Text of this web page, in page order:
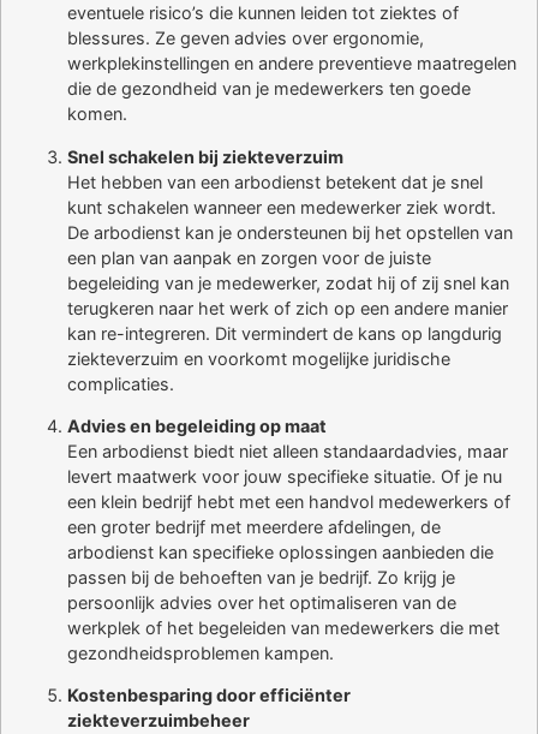
eventuele risico’s die kunnen leiden tot ziektes of
blessures. Ze geven advies over ergonomie,
werkplekinstellingen en andere preventieve maatregelen
die de gezondheid van je medewerkers ten goede
komen.
Snel schakelen bij ziekteverzuim
Het hebben van een arbodienst betekent dat je snel
kunt schakelen wanneer een medewerker ziek wordt.
De arbodienst kan je ondersteunen bij het opstellen van
een plan van aanpak en zorgen voor de juiste
begeleiding van je medewerker, zodat hij of zij snel kan
terugkeren naar het werk of zich op een andere manier
kan re-integreren. Dit vermindert de kans op langdurig
ziekteverzuim en voorkomt mogelijke juridische
complicaties.
Advies en begeleiding op maat
Een arbodienst biedt niet alleen standaardadvies, maar
levert maatwerk voor jouw specifieke situatie. Of je nu
een klein bedrijf hebt met een handvol medewerkers of
een groter bedrijf met meerdere afdelingen, de
arbodienst kan specifieke oplossingen aanbieden die
passen bij de behoeften van je bedrijf. Zo krijg je
persoonlijk advies over het optimaliseren van de
werkplek of het begeleiden van medewerkers die met
gezondheidsproblemen kampen.
Kostenbesparing door efficiënter
ziekteverzuimbeheer